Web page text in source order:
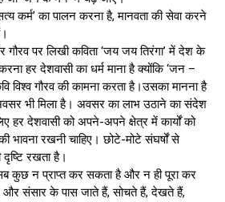
कर्म’ का पालन करना है, मानवता की सेवा करने
पर लिखी कविता ‘जय जय तिरंगा’ में देश के
हर देशवासी का धर्म माना है क्योंकि ‘जन –
विश्व गौरव की कामना करता है।उसका मानना है
भी मिला है। अवसर का लाभ उठाने का संदेश
देशवासी को अपने-अपने क्षेत्र में कार्यों को
भावना रखनी चाहिए। छोटे-मोटे संघर्षों से
दृष्टि रखता है।
कुछ न प्राप्त कर सकता है और न ही पूरा कर
और संसार के पास जाते हैं, सोचते हैं, देखते हैं,